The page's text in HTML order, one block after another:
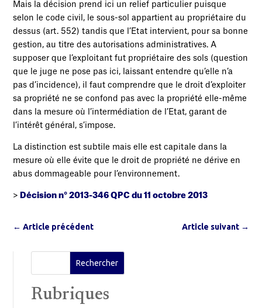
Mais la décision prend ici un relief particulier puisque
selon le code civil, le sous-sol appartient au propriétaire du
dessus (art. 552) tandis que l’Etat intervient, pour sa bonne
gestion, au titre des autorisations administratives. A
supposer que l’exploitant fut propriétaire des sols (question
que le juge ne pose pas ici, laissant entendre qu’elle n’a
pas d’incidence), il faut comprendre que le droit d’exploiter
sa propriété ne se confond pas avec la propriété elle-même
dans la mesure où l’intermédiation de l’Etat, garant de
l’intérêt général, s’impose.
La distinction est subtile mais elle est capitale dans la
mesure où elle évite que le droit de propriété ne dérive en
abus dommageable pour l’environnement.
> Décision n° 2013-346 QPC du 11 octobre 2013
←Article précédent Article suivant→
Rubriques